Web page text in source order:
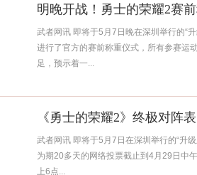
明晚开战！勇士的荣耀2赛
武者网讯 即将于5月7日晚在深圳举行的“
进行了官方的赛前称重仪式，所有参赛运
足，预示着一...
《勇士的荣耀2》终极对阵
武者网讯 即将于5月7日在深圳举行的“升
为期20多天的网络投票截止到4月29日
上6点...